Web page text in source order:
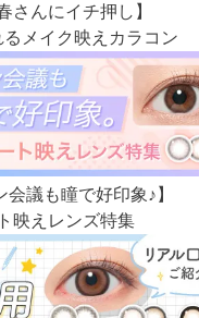
さんにイチ押し】
メイク映えカラコン
会議も瞳で好印象♪】
映えレンズ特集